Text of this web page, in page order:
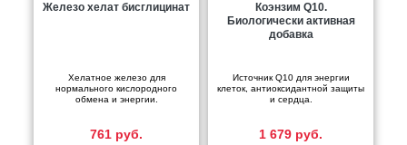
Железо хелат бисглицинат
Хелатное железо для
нормального кислородного
обмена и энергии.
761 руб.
Коэнзим Q10.
Биологически активная
добавка
Источник Q10 для энергии
клеток, антиоксидантной защиты
и сердца.
1 679 руб.